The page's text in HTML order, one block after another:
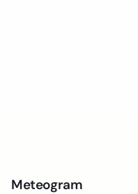
Meteogram